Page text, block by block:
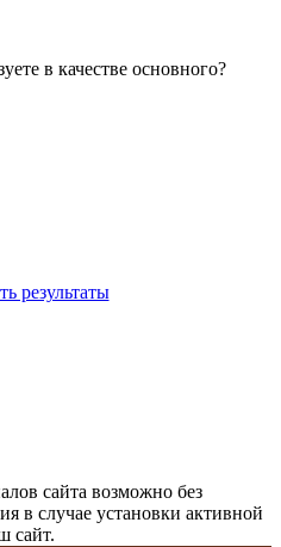
в качестве основного?
результаты
сайта возможно без
в случае установки активной
сайт.